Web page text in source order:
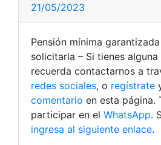
21/05/2023
Pensión mínima
solicitarla – Si tienes
recuerda contactarnos a
redes sociales, o regístrate
comentario en esta página.
participar en el WhatsApp.
ingresa al siguiente enlace.